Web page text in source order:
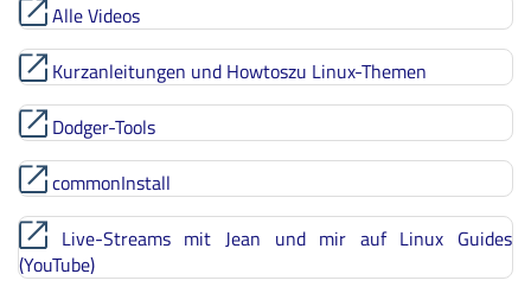
Alle Videos
Kurzanleitungen und Howtoszu Linux-Themen
Dodger-Tools
commonInstall
Live-Streams mit Jean und mir auf Linux Guides
(YouTube)